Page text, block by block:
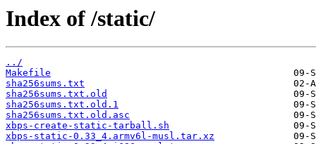
Index of /static/
../
Makefile
sha256sums.txt
sha256sums.txt.old
sha256sums.txt.old.1
sha256sums.txt.old.asc
xbps-create-static-tarball.sh
xbps-static-0.33_4.armv6l-musl.tar.xz